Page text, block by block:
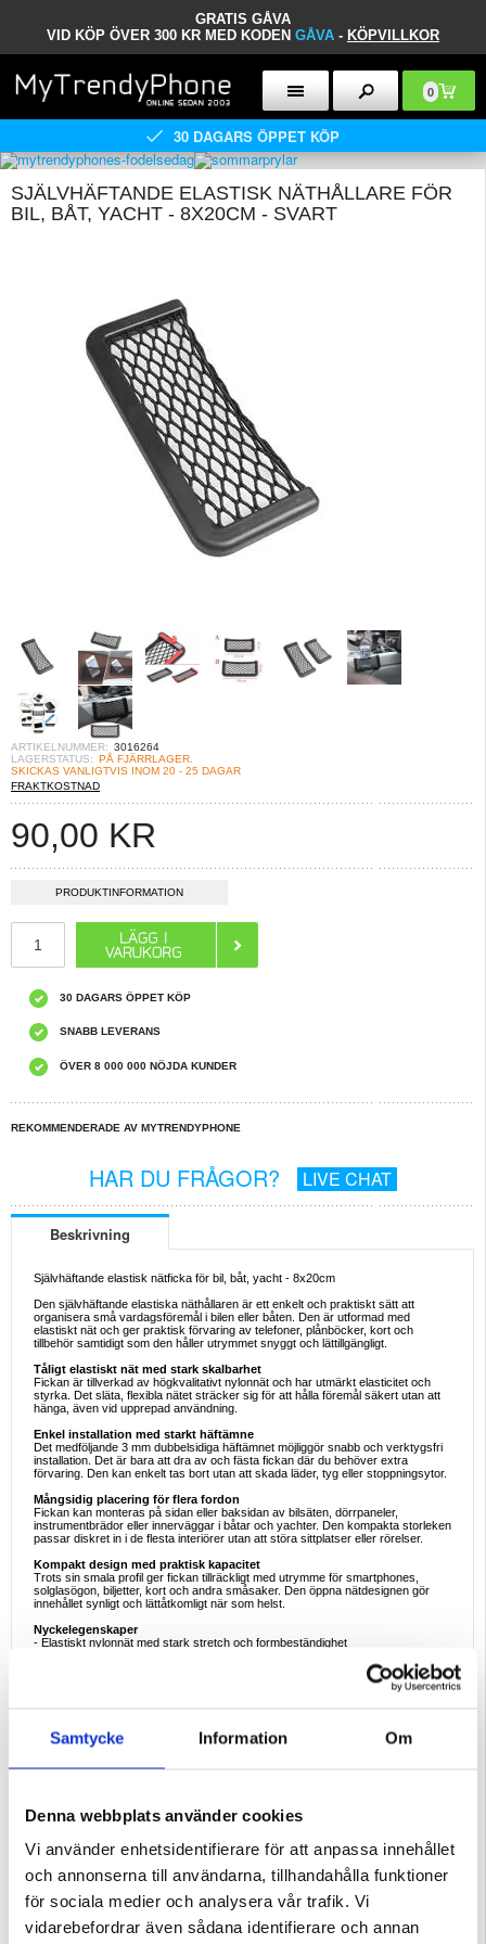
Samtycke Information Om
Denna webbplats använder cookies
Vi använder enhetsidentifierare för att anpassa innehållet
och annonserna till användarna, tillhandahålla funktioner
för sociala medier och analysera vår trafik. Vi
vidarebefordrar även sådana identifierare och annan
GRATIS GÅVA
VID KÖP ÖVER 300 KR MED KODEN GÅVA - KÖPVILLKOR
0
30 DAGARS ÖPPET KÖP
SJÄLVHÄFTANDE ELASTISK NÄTHÅLLARE FÖR
BIL, BÅT, YACHT - 8X20CM - SVART
ARTIKELNUMMER: 3016264
LAGERSTATUS: PÅ FJÄRRLAGER.
SKICKAS VANLIGTVIS INOM 20 - 25 DAGAR
FRAKTKOSTNAD
90,00 KR
PRODUKTINFORMATION
30 DAGARS ÖPPET KÖP
SNABB LEVERANS
ÖVER 8 000 000 NÖJDA KUNDER
REKOMMENDERADE AV MYTRENDYPHONE
HAR DU FRÅGOR? LIVE CHAT
Beskrivning
Självhäftande elastisk nätficka för bil, båt, yacht - 8x20cm
Den självhäftande elastiska näthållaren är ett enkelt och praktiskt sätt att
organisera små vardagsföremål i bilen eller båten. Den är utformad med
elastiskt nät och ger praktisk förvaring av telefoner, plånböcker, kort och
tillbehör samtidigt som den håller utrymmet snyggt och lättillgängligt.
Tåligt elastiskt nät med stark skalbarhet
Fickan är tillverkad av högkvalitativt nylonnät och har utmärkt elasticitet och
styrka. Det släta, flexibla nätet sträcker sig för att hålla föremål säkert utan att
hänga, även vid upprepad användning.
Enkel installation med starkt häftämne
Det medföljande 3 mm dubbelsidiga häftämnet möjliggör snabb och verktygsfri
installation. Det är bara att dra av och fästa fickan där du behöver extra
förvaring. Den kan enkelt tas bort utan att skada läder, tyg eller stoppningsytor.
Mångsidig placering för flera fordon
Fickan kan monteras på sidan eller baksidan av bilsäten, dörrpaneler,
instrumentbrädor eller innerväggar i båtar och yachter. Den kompakta storleken
passar diskret in i de flesta interiörer utan att störa sittplatser eller rörelser.
Kompakt design med praktisk kapacitet
Trots sin smala profil ger fickan tillräckligt med utrymme för smartphones,
solglasögon, biljetter, kort och andra småsaker. Den öppna nätdesignen gör
innehållet synligt och lättåtkomligt när som helst.
Nyckelegenskaper
- Elastiskt nylonnät med stark stretch och formbeständighet
- Lämplig för telefoner, plånböcker, kort, solglasögon och små föremål
Specifikationer
- Storlek: 8 × 20 cm
Ideala exempel på användning
- Organisera små föremål bakom bilsätena
- Lägga till förvaring inuti båtar eller yachter
Den här förvaringsfickan är ett enkelt, prisvärt och utrymmesbesparande sätt